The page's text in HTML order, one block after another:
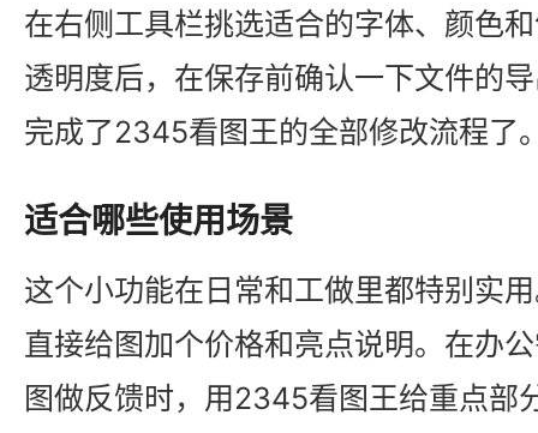
在右侧工具栏挑选适合的字体、颜色
透明度后，在保存前确认一下文件的
完成了2345看图王的全部修改流程了
适合哪些使用场景
这个小功能在日常和工做里都特别实
直接给图加个价格和亮点说明。在办
图做反馈时，用2345看图王给重点部